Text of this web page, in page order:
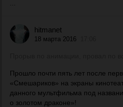
hitmanet
18 марта 2016
Прошло почти пять лет после
«Смешариков» на экраны
данного мультфильма под
о золотом драконе»!